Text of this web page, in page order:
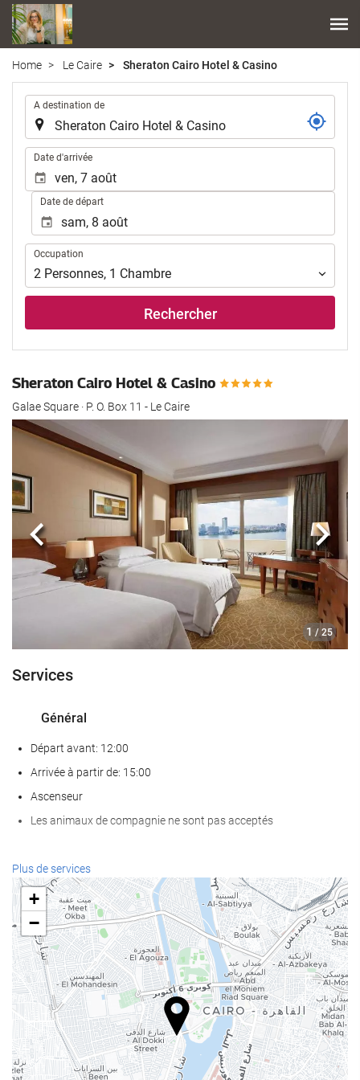
Home Le Caire Sheraton Cairo Hotel & Casino
A destination de
Date d'arrivée
Date de départ
Occupation
Occupation
2 Personnes, 1 Chambre
Rechercher
Sheraton Cairo Hotel & Casino
Galae Square · P. O. Box 11 - Le Caire
1 / 25
Précédent
Services
Général
Départ avant: 12:00
Arrivée à partir de: 15:00
Ascenseur
Les animaux de compagnie ne sont pas acceptés
Bien-être
Spa
bain turc/à vapeur
Sauna
Salle de Fitness
Nourriture et boissons
Restaurant à la carte
Bar
Plus de services
+
−